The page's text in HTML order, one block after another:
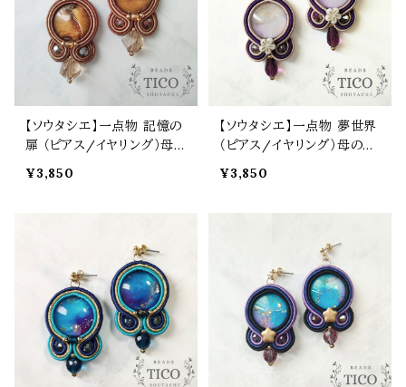
【ソウタシエ】一点物 記憶の
扉 （ピアス/イヤリング）母の
¥3,850
【ソウタシエ】一点物 夢世界
（ピアス/イヤリング）母の日
¥3,850